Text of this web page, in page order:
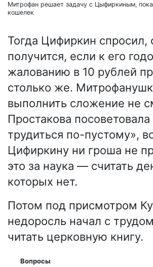
Митрофан решает задачу с Цыфиркиным,
кошелек
Тогда Цифиркин спросил,
получится, если к его
жалованию в 10 рублей
столько же.
выполнить сложение не
Простакова
трудиться по-пустому»,
Цифиркину ни гроша не
это за наука — считать
которых нет.
Потом под присмотром
недоросль начал с
читать церковную книгу.
Вопросы